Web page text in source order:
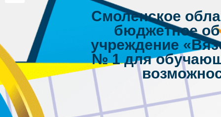
Смоленское
бюджетное
учреждение
№ 1 для